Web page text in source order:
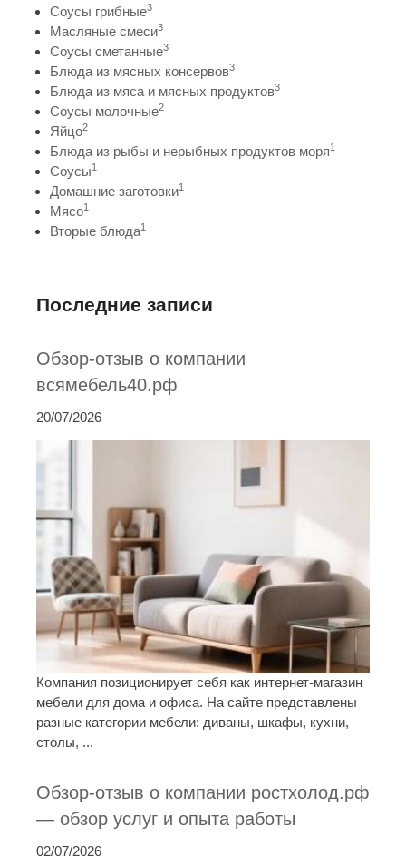
Соусы грибные3
Масляные смеси3
Соусы сметанные3
Блюда из мясных консервов3
Блюда из мяса и мясных продуктов3
Соусы молочные2
Яйцо2
Блюда из рыбы и нерыбных продуктов моря1
Соусы1
Домашние заготовки1
Мясо1
Вторые блюда1
Последние записи
Обзор-отзыв о компании
всямебель40.рф
20/07/2026
Компания позиционирует себя как интернет-магазин
мебели для дома и офиса. На сайте представлены
разные категории мебели: диваны, шкафы, кухни,
столы, ...
Обзор-отзыв о компании ростхолод.рф
— обзор услуг и опыта работы
02/07/2026